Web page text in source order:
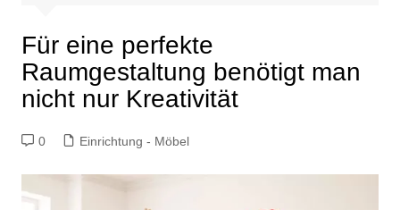
Für eine perfekte
Raumgestaltung benötigt man
nicht nur Kreativität
0 Einrichtung - Möbel